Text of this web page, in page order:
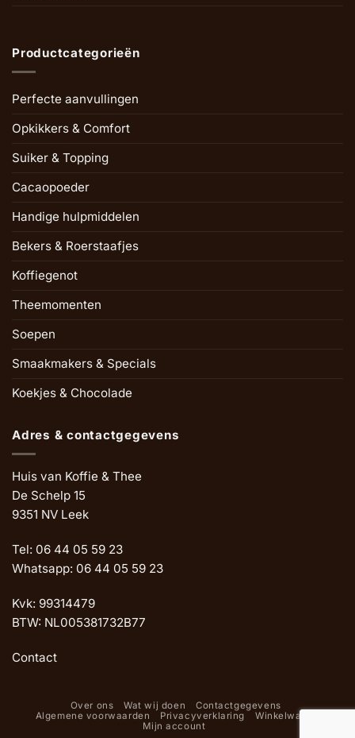
Productcategorieën
Perfecte aanvullingen
Opkikkers & Comfort
Suiker & Topping
Cacaopoeder
Handige hulpmiddelen
Bekers & Roerstaafjes
Koffiegenot
Theemomenten
Soepen
Smaakmakers & Specials
Koekjes & Chocolade
Adres & contactgegevens
Huis van Koffie & Thee
De Schelp 15
9351 NV Leek
Tel: 06 44 05 59 23
Whatsapp: 06 44 05 59 23
Kvk: 99314479
BTW: NL005381732B77
Contact
Over ons Wat wij doen
Contactgegevens
Algemene voorwaarden
Privacyverklaring
Winkelwagen
Mijn account